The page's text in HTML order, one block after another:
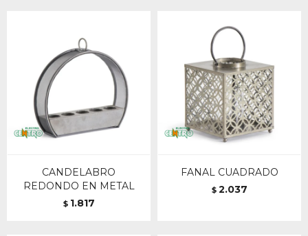
CANDELABRO
REDONDO EN METAL
$ 1.817
FANAL CUADRADO
$ 2.037